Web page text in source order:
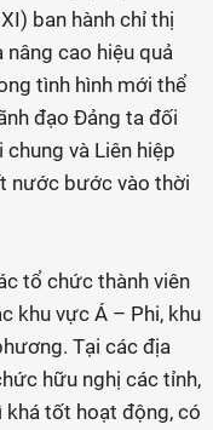
ban hành chỉ thị
cao hiệu quả
tình hình mới thể
đạo Đảng ta đối
và Liên hiệp
nước bước vào thời
tổ chức thành viên
khu vực Á – Phi, khu
Tại các địa
hữu nghị các tỉnh,
khá tốt hoạt động, có